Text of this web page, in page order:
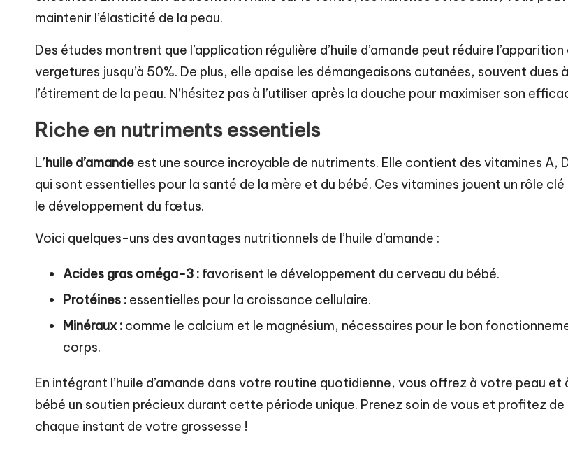
maintenir l’élasticité de la peau.
Des études montrent que l’application régulière d’huile d’amande peut réduire l’apparition
vergetures jusqu’à 50%. De plus, elle apaise les démangeaisons cutanées, souvent dues à
l’étirement de la peau. N’hésitez pas à l’utiliser après la douche pour maximiser son
Riche en nutriments essentiels
L’huile d’amande est une source incroyable de nutriments. Elle contient des vitamines A,
qui sont essentielles pour la santé de la mère et du bébé. Ces vitamines jouent un rôle clé
le développement du fœtus.
Voici quelques-uns des avantages nutritionnels de l’huile d’amande :
Acides gras oméga-3 : favorisent le développement du cerveau du bébé.
Protéines : essentielles pour la croissance cellulaire.
Minéraux : comme le calcium et le magnésium, nécessaires pour le bon
corps.
En intégrant l’huile d’amande dans votre routine quotidienne, vous offrez à votre peau et
bébé un soutien précieux durant cette période unique. Prenez soin de vous et profitez de
chaque instant de votre grossesse !